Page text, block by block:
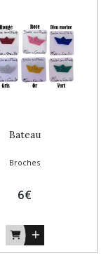
Bateau
Broches
6€